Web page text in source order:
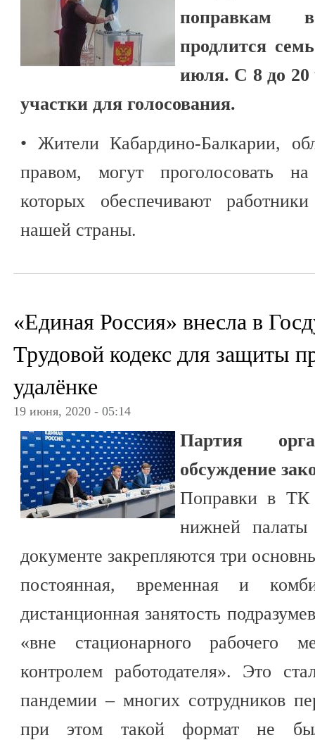
поправкам
продлится
июля. С 8 до 20
участки для голосования.
• Жители Кабардино-Балкарии,
правом, могут проголосовать на
которых обеспечивают
нашей страны.
«Единая Россия» внесла в
Трудовой кодекс для защиты
удалёнке
19 июня, 2020 - 05:14
Партия
обсуждение
Поправки в ТК
нижней
документе закрепляются три
постоянная, временная и
дистанционная занятость
«вне стационарного рабочего
контролем работодателя». Это
пандемии – многих сотрудников
при этом такой формат не